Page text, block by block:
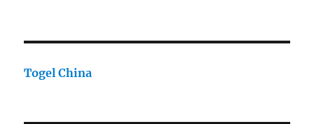
Togel China